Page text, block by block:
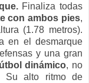
Finaliza todas
con ambos pies,
(1.78 metros).
en el desmarque
y una gran
dinámico, no
Su alto ritmo de